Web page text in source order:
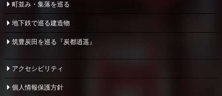
町並み・集落を巡る
地下鉄で巡る建造物
筑豊炭田を巡る『炭都逍遥』
アクセシビリティ
個人情報保護方針